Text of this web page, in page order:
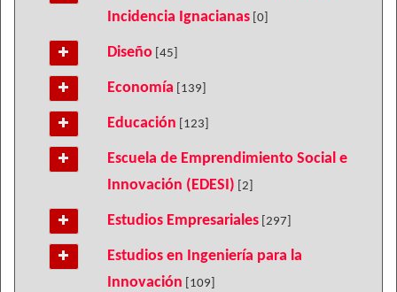
Incidencia Ignacianas [0]
Diseño [45]
Economía [139]
Educación [123]
Escuela de Emprendimiento Social e
Innovación (EDESI) [2]
Estudios Empresariales [297]
Estudios en Ingeniería para la
Innovación [109]